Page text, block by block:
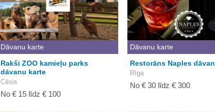
Dāvanu karte
Rakši ZOO kamieļu parks
dāvanu karte
Cēsis
No € 15 līdz € 100
Dāvanu karte
Restorāns Naples
Rīga
No € 30 līdz € 300